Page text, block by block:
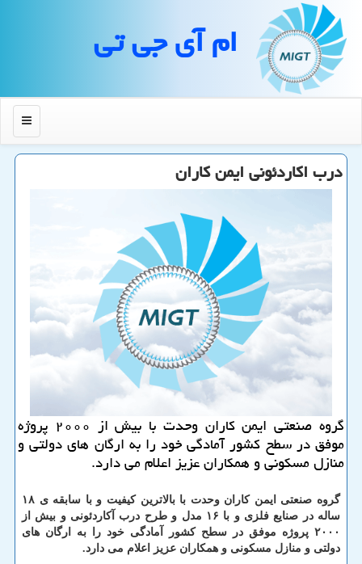
ام آی جی تی
منو
درب اكاردئونی ایمن كاران
گروه صنعتی ایمن كاران وحدت با بیش از ۲۰۰۰ پروژه
موفق در سطح كشور آمادگی خود را به ارگان های دولتی و
منازل مسكونی و همكاران عزیز اعلام می دارد.
گروه صنعتی ایمن کاران وحدت با بالاترین کیفیت و با سابقه ی ۱۸
ساله در صنایع فلزی و با ۱۶ مدل و طرح درب آکاردئونی و بیش از
۲۰۰۰ پروژه موفق در سطح کشور آمادگی خود را به ارگان های
دولتی و منازل مسکونی و همکاران عزیز اعلام می دارد.